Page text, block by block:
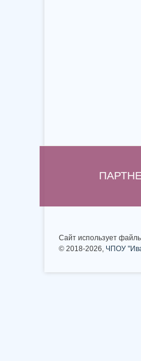
Сайт использует
© 2018-2026, ЧПОУ